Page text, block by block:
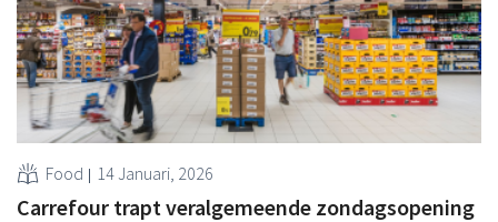
Food 14 Januari, 2026
Carrefour trapt veralgemeende zondagsopening